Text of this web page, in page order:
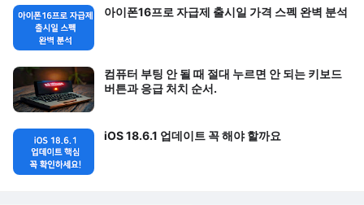
아이폰16프로 자급제 출시일 가격 스펙 완벽 분석
컴퓨터 부팅 안 될 때 절대 누르면 안 되는 키보드
버튼과 응급 처치 순서.
iOS 18.6.1 업데이트 꼭 해야 할까요